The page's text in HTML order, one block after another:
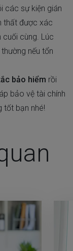
các sự kiện gián
thất được xác
cuối cùng. Lúc
nếu tổn
bảo hiểm rồi
bảo vệ tài chính
tốt bạn nhé!